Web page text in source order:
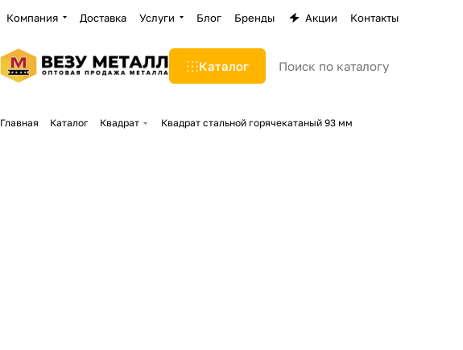
Компания Доставка Услуги Блог Бренды Акции Контакты
Каталог
Главная Каталог Квадрат Квадрат стальной горячекатаный 93 мм